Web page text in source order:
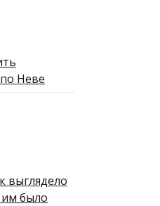
Неве
выглядело
им было